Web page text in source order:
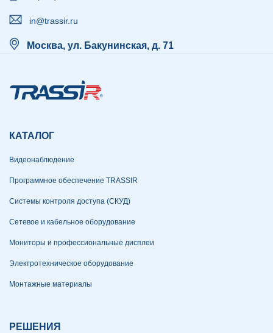
in@trassir.ru
Москва, ул. Бакунинская, д. 71
КАТАЛОГ
Видеонаблюдение
Программное обеспечение TRASSIR
Системы контроля доступа (СКУД)
Сетевое и кабельное оборудование
Мониторы и профессиональные дисплеи
Электротехническое оборудование
Монтажные материалы
РЕШЕНИЯ